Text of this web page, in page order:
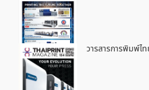
วารสารการพิมพ์ไ